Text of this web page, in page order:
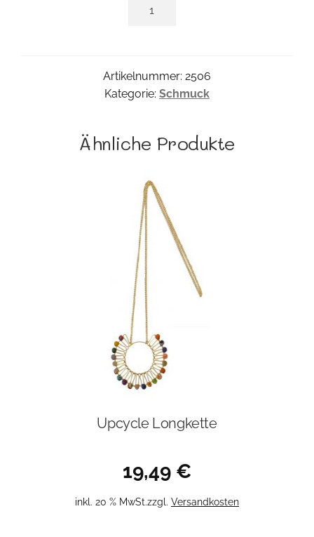
Artikelnummer: 2506
Kategorie: Schmuck
Ähnliche Produkte
Upcycle Longkette
19,49 €
inkl. 20 % MwSt.zzgl. Versandkosten